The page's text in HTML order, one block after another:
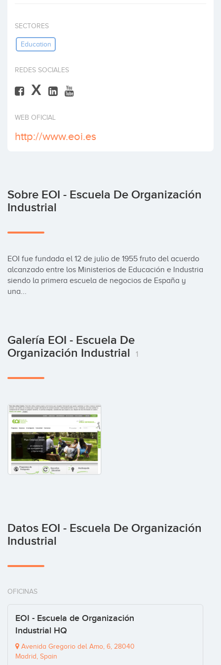
SECTORES
Education
REDES SOCIALES
X
WEB OFICIAL
http://www.eoi.es
Sobre EOI - Escuela De Organización
Industrial
EOI fue fundada el 12 de julio de 1955 fruto del acuerdo
alcanzado entre los Ministerios de Educación e Industria
siendo la primera escuela de negocios de España y
una...
Galería EOI - Escuela De
Organización Industrial
1
Datos EOI - Escuela De Organización
Industrial
OFICINAS
EOI - Escuela de Organización
Industrial HQ
Avenida Gregorio del Amo, 6, 28040
Madrid, Spain